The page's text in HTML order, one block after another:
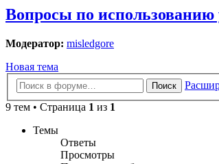
Вопросы по использованию
Модератор: misledgore
Новая тема
Поиск
9 тем • Страница 1 из 1
Темы
Ответы
Просмотры